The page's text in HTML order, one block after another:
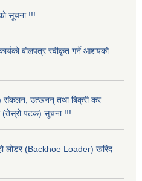
सूचना !!!
कार्यको बोलपत्र स्वीकृत गर्ने आशयको
संकलन, उत्खनन् तथा बिक्री कर
(तेस्रो पटक) सूचना !!!
लोडर (Backhoe Loader) खरिद